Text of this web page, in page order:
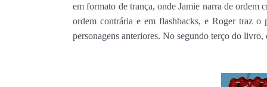
em formato de trança, onde Jamie narra de ordem
ordem contrária e em flashbacks, e Roger traz o
personagens anteriores. No segundo terço do